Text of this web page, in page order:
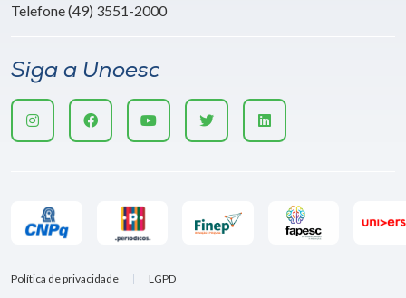
Telefone (49) 3551-2000
Siga a Unoesc
Política de privacidade LGPD